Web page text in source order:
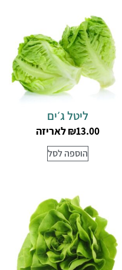
ליטל ג׳ים
₪13.00 לאריזה
הוספה לסל